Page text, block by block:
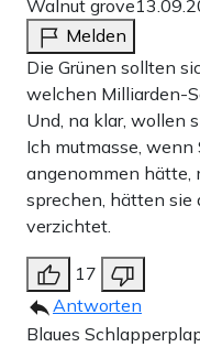
Walnut grove
Melden
Die Grünen sollten
welchen Milliarden-
Und, na klar, wollen
Ich mutmasse, wenn
angenommen hätte,
sprechen, hätten sie
verzichtet.
17
Antworten
Blaues